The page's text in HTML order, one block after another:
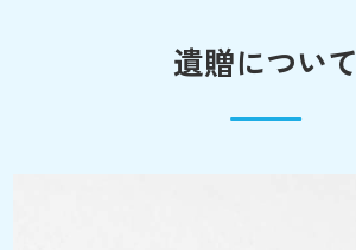
遺贈について